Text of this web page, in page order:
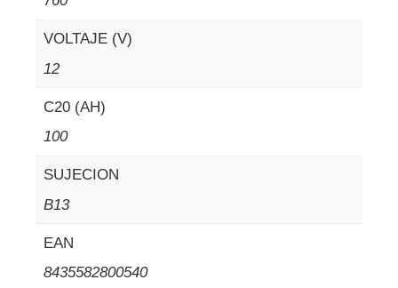
VOLTAJE (V)
12
C20 (AH)
100
SUJECION
B13
EAN
8435582800540